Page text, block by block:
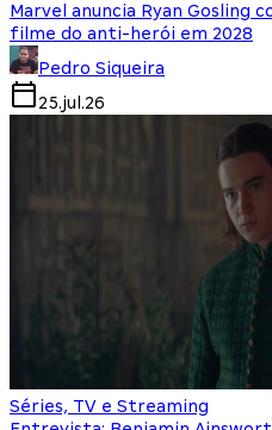
Marvel anuncia Ryan Gosling
filme do anti-herói em 2028
Pedro Siqueira
25.jul.26
Séries, TV e Streaming